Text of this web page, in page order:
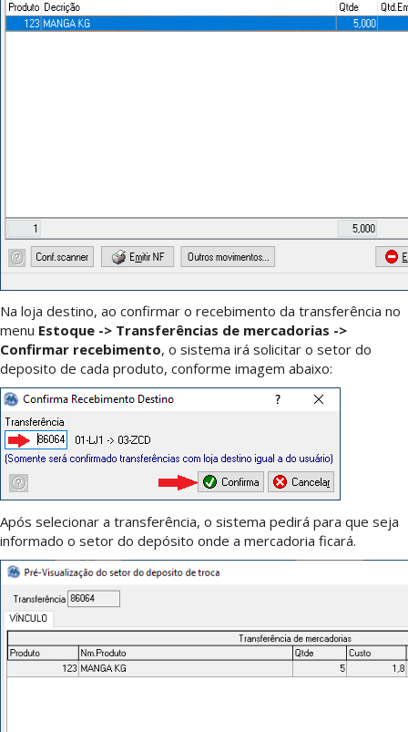
Na loja destino, ao confirmar o recebimento da transferência no
menu Estoque -> Transferências de mercadorias ->
Confirmar recebimento, o sistema irá solicitar o setor do
deposito de cada produto, conforme imagem abaixo:
Após selecionar a transferência, o sistema pedirá para que seja
informado o setor do depósito onde a mercadoria ficará.